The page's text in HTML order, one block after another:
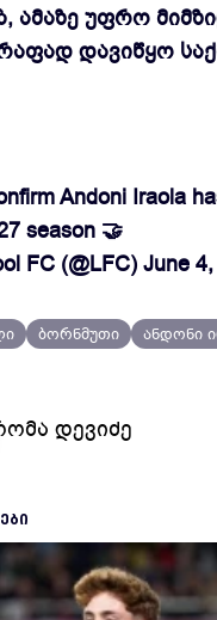
ამაზე უფრო
დავიწყო
Andoni Iraola
season 🤝
FC (@LFC) June
ბორნმუთი ანდონი
დევიძე